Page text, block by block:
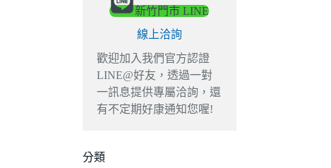
新竹門市 LINE
線上洽詢
歡迎加入我們官方認證
LINE@好友，透過一對
一訊息提供專屬洽詢，還
有不定期好康通知您喔!
分類